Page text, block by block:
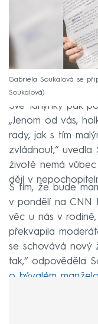
Gabriela Soukalová se
Soukalová
Své fanynky pak
„Jenom od vás,
rady, jak s tím
zvládnout,“ uvedla
životě nemá
dějí v
S tím, že bude
v pondělí na CNN
věc u nás v
překvapila
se schovává nový
tak,“ odpověděla
o bývalém